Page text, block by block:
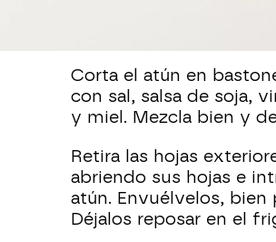
Corta el atún en
con sal, salsa de soja,
y miel. Mezcla bien y
Retira las hojas
abriendo sus hojas e
atún. Envuélvelos,
Déjalos reposar en el